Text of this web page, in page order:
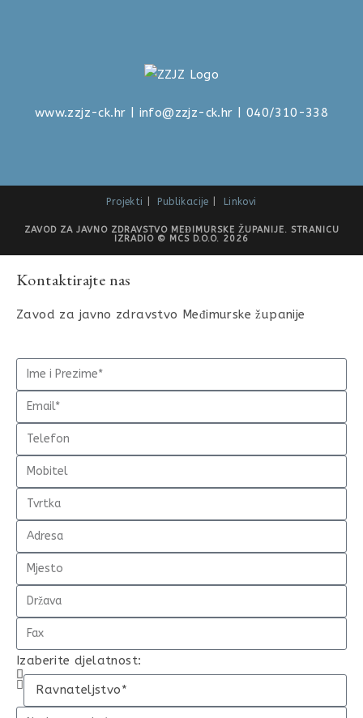
www.zzjz-ck.hr info@zzjz-ck.hr | 040/310-338
Projekti Publikacije Linkovi
ZAVOD ZA JAVNO ZDRAVSTVO MEĐIMURSKE ŽUPANIJE. STRANICU
IZRADIO © MCS D.O.O. 2026
Kontaktirajte nas
Zavod za javno zdravstvo Međimurske županije
Izaberite djelatnost: